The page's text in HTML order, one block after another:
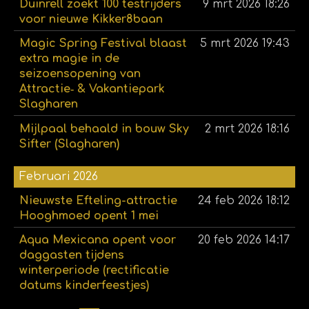
Duinrell zoekt 100 testrijders
voor nieuwe Kikker8baan
9 mrt 2026 18:26
Magic Spring Festival blaast
extra magie in de
seizoensopening van
Attractie‑ & Vakantiepark
Slagharen
5 mrt 2026 19:43
Mijlpaal behaald in bouw Sky
Sifter (Slagharen)
2 mrt 2026 18:16
Februari 2026
Nieuwste Efteling-attractie
Hooghmoed opent 1 mei
24 feb 2026 18:12
Aqua Mexicana opent voor
daggasten tijdens
winterperiode (rectificatie
datums kinderfeestjes)
20 feb 2026 14:17